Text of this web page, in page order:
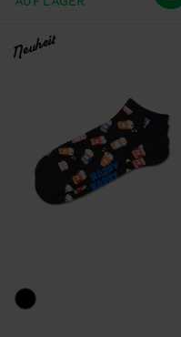
Neuheit